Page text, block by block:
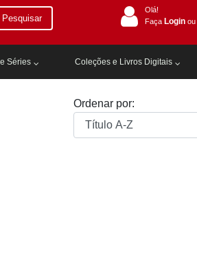
Pesquisar
Olá!
Faça Login ou
Séries Coleções e Livros Digitais
Ordenar por: